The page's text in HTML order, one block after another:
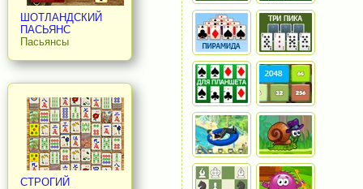
ШОТЛАНДСКИЙ
ПАСЬЯНС
Пасьянсы
СТРОГИЙ